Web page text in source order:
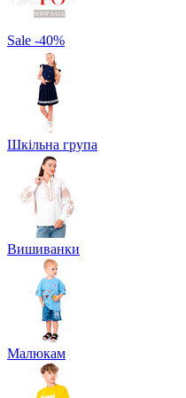
Sale -40%
Шкільна група
Вишиванки
Малюкам